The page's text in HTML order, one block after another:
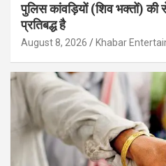
पुलिस कांवड़ियों (शिव भक्तों) की
प्रतिबद्ध है
August 8, 2026 Khabar